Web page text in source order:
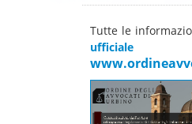
Tutte le
ufficiale